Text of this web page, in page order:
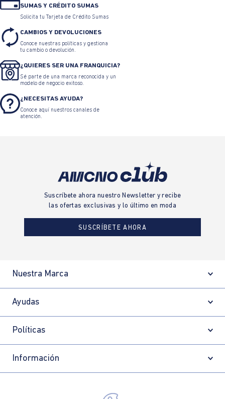
SUMAS Y CRÉDITO SUMAS
Solicita tu Tarjeta de Crédito Sumas
CAMBIOS Y DEVOLUCIONES
Conoce nuestras políticas y gestiona
tu cambio o devolución.
¿QUIERES SER UNA FRANQUICIA?
Sé parte de una marca reconocida y un
modelo de negocio exitoso.
¿NECESITAS AYUDA?
Conoce aquí nuestros canales de
atención.
Suscríbete ahora nuestro Newsletter y recibe
las ofertas exclusivas y lo último en moda
SUSCRÍBETE AHORA
Nuestra Marca
Ayudas
Políticas
Información